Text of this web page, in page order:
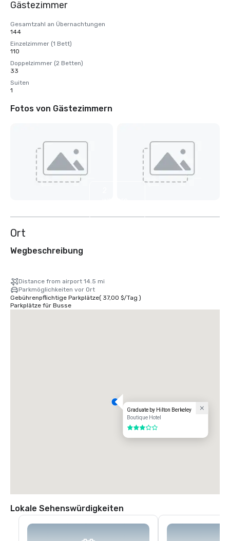
Gästezimmer
Gesamtzahl an Übernachtungen
144
Einzelzimmer (1 Bett)
110
Doppelzimmer (2 Betten)
33
Suiten
1
Fotos von Gästezimmern
Ort
Wegbeschreibung
Distance from airport 14.5 mi
Parkmöglichkeiten vor Ort
Gebührenpflichtige Parkplätze( 37,00 $/Tag )
Parkplätze für Busse
Graduate by Hilton Berkeley
Boutique Hotel
3 von 5
Lokale Sehenswürdigkeiten